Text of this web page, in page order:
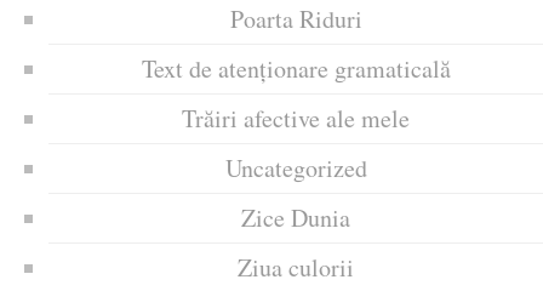
Poarta Riduri
Text de atenționare gramaticală
Trăiri afective ale mele
Uncategorized
Zice Dunia
Ziua culorii